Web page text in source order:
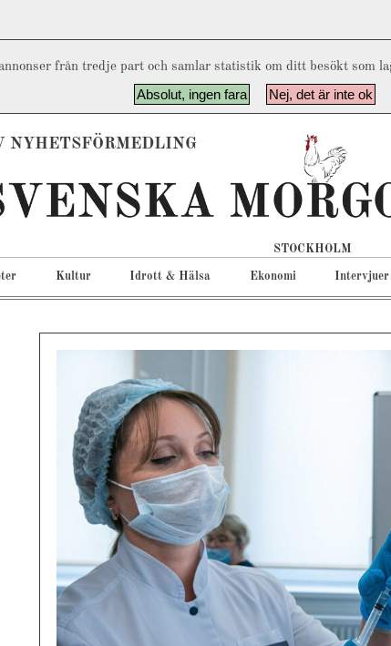
från tredje part och samlar statistik om ditt besökt som
Absolut, ingen fara Nej, det är inte ok
NYHETSFÖRMEDLING
STOCKHOLM
Kultur Idrott & Hälsa Ekonomi Intervjuer